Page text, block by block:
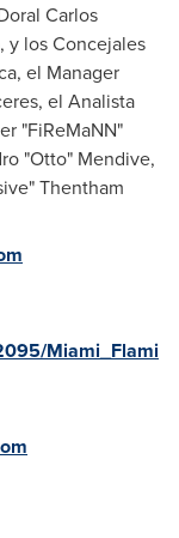
Carlos
y los Concejales
, el Manager
el Analista
"FiReMaNN"
"Otto" Mendive,
Thentham
Miami_Flami